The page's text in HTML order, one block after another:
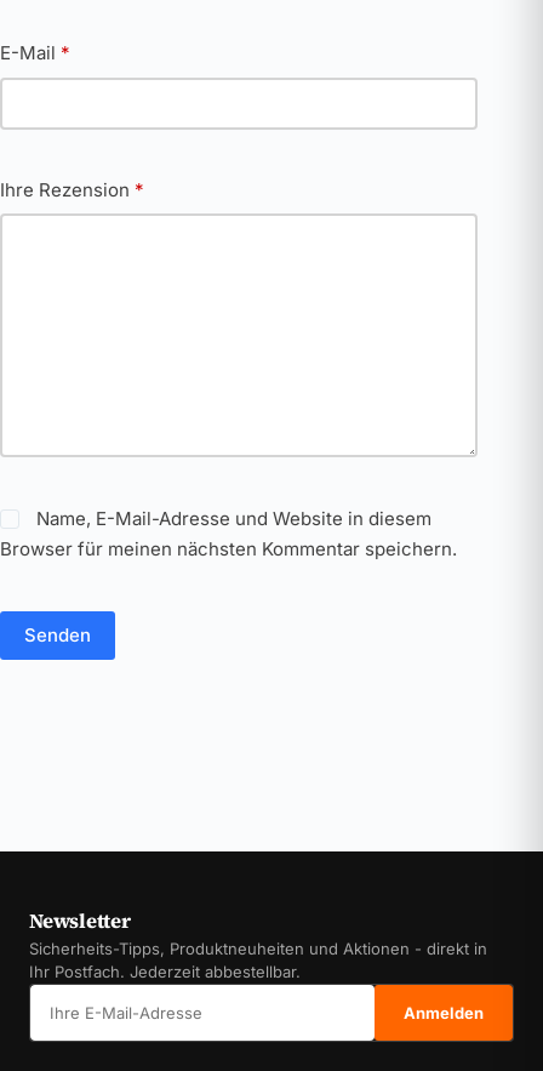
E-Mail *
Ihre Rezension *
Name, E-Mail-Adresse und Website in diesem
Browser für meinen nächsten Kommentar speichern.
Senden
Newsletter
Sicherheits-Tipps, Produktneuheiten und Aktionen - direkt in
Ihr Postfach. Jederzeit abbestellbar.
Anmelden